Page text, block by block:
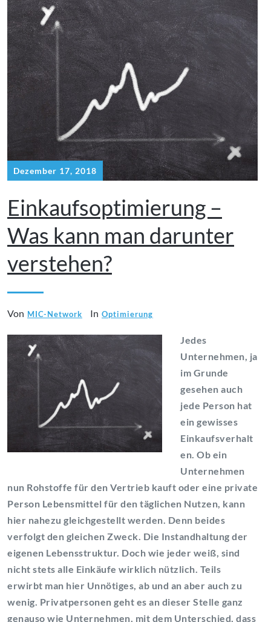
Dezember 17, 2018
Einkaufsoptimierung –
Was kann man darunter
verstehen?
Von MIC-Network In Optimierung
Jedes
Unternehmen, ja
im Grunde
gesehen auch
jede Person hat
ein gewisses
Einkaufsverhalt
en. Ob ein
Unternehmen
nun Rohstoffe für den Vertrieb kauft oder eine private
Person Lebensmittel für den täglichen Nutzen, kann
hier nahezu gleichgestellt werden. Denn beides
verfolgt den gleichen Zweck. Die Instandhaltung der
eigenen Lebensstruktur. Doch wie jeder weiß, sind
nicht stets alle Einkäufe wirklich nützlich. Teils
erwirbt man hier Unnötiges, ab und an aber auch zu
wenig. Privatpersonen geht es an dieser Stelle ganz
genauso wie Unternehmen, mit dem Unterschied, dass